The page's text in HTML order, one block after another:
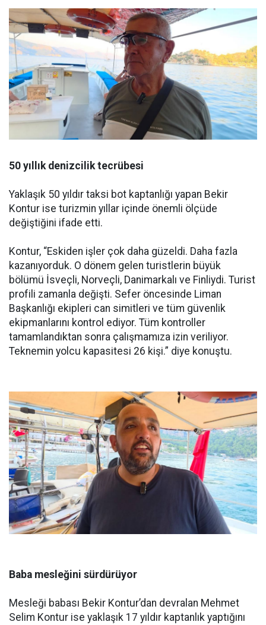
50 yıllık denizcilik tecrübesi
Yaklaşık 50 yıldır taksi bot kaptanlığı yapan Bekir
Kontur ise turizmin yıllar içinde önemli ölçüde
değiştiğini ifade etti.
Kontur, “Eskiden işler çok daha güzeldi. Daha fazla
kazanıyorduk. O dönem gelen turistlerin büyük
bölümü İsveçli, Norveçli, Danimarkalı ve Finliydi. Turist
profili zamanla değişti. Sefer öncesinde Liman
Başkanlığı ekipleri can simitleri ve tüm güvenlik
ekipmanlarını kontrol ediyor. Tüm kontroller
tamamlandıktan sonra çalışmamıza izin veriliyor.
Teknemin yolcu kapasitesi 26 kişi.” diye konuştu.
Baba mesleğini sürdürüyor
Mesleği babası Bekir Kontur’dan devralan Mehmet
Selim Kontur ise yaklaşık 17 yıldır kaptanlık yaptığını